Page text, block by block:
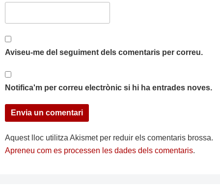
Aviseu-me del seguiment dels comentaris per correu.
Notifica'm per correu electrònic si hi ha entrades noves.
Aquest lloc utilitza Akismet per reduir els comentaris brossa.
Apreneu com es processen les dades dels comentaris.